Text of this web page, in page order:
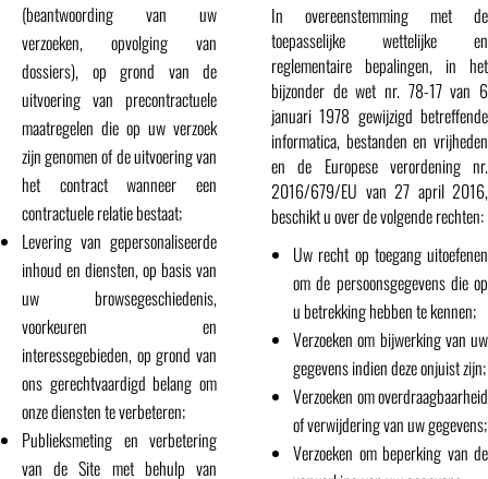
(beantwoording van uw
verzoeken, opvolging van
dossiers), op grond van de
uitvoering van precontractuele
maatregelen die op uw verzoek
zijn genomen of de uitvoering van
het contract wanneer een
contractuele relatie bestaat;
Levering van gepersonaliseerde
inhoud en diensten, op basis van
uw browsegeschiedenis,
voorkeuren en
interessegebieden, op grond van
ons gerechtvaardigd belang om
onze diensten te verbeteren;
Publieksmeting en verbetering
van de Site met behulp van
In overeenstemming met de
toepasselijke wettelijke en
reglementaire bepalingen, in het
bijzonder de wet nr. 78-17 van 6
januari 1978 gewijzigd betreffende
informatica, bestanden en vrijheden
en de Europese verordening nr.
2016/679/EU van 27 april 2016,
beschikt u over de volgende rechten:
Uw recht op toegang uitoefenen
om de persoonsgegevens die op
u betrekking hebben te kennen;
Verzoeken om bijwerking van uw
gegevens indien deze onjuist zijn;
Verzoeken om overdraagbaarheid
of verwijdering van uw gegevens;
Verzoeken om beperking van de